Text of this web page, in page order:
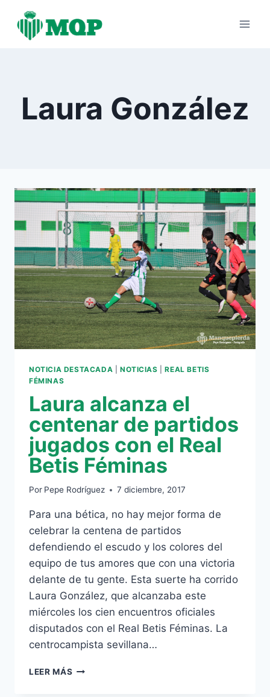
contenido
Laura González
NOTICIA DESTACADA NOTICIAS |REAL BETIS
FÉMINAS
Laura alcanza el
centenar de partidos
jugados con el Real
Betis Féminas
Por Pepe Rodríguez 7 diciembre, 2017
Para una bética, no hay mejor forma de
celebrar la centena de partidos
defendiendo el escudo y los colores del
equipo de tus amores que con una victoria
delante de tu gente. Esta suerte ha corrido
Laura González, que alcanzaba este
miércoles los cien encuentros oficiales
disputados con el Real Betis Féminas. La
centrocampista sevillana…
LEER MÁS LAURA